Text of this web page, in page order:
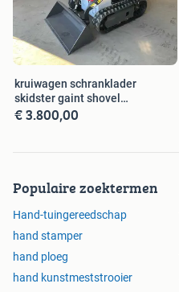
kruiwagen schranklader
skidster gaint shovel
minigraver
€ 3.800,00
Populaire zoektermen
Hand-tuingereedschap
hand stamper
hand ploeg
hand kunstmeststrooier